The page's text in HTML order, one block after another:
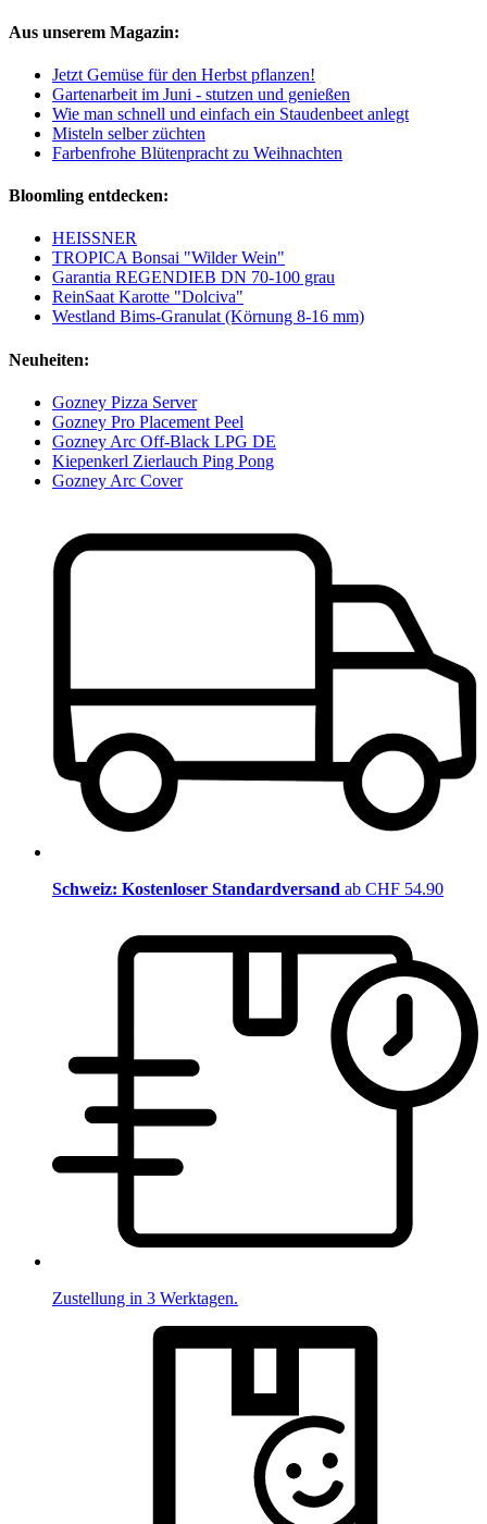
Aus unserem Magazin:
Jetzt Gemüse für den Herbst pflanzen!
Gartenarbeit im Juni - stutzen und genießen
Wie man schnell und einfach ein Staudenbeet anlegt
Misteln selber züchten
Farbenfrohe Blütenpracht zu Weihnachten
Bloomling entdecken:
HEISSNER
TROPICA Bonsai "Wilder Wein"
Garantia REGENDIEB DN 70-100 grau
ReinSaat Karotte "Dolciva"
Westland Bims-Granulat (Körnung 8-16 mm)
Neuheiten:
Gozney Pizza Server
Gozney Pro Placement Peel
Gozney Arc Off-Black LPG DE
Kiepenkerl Zierlauch Ping Pong
Gozney Arc Cover
Schweiz: Kostenloser Standardversand ab CHF 54.90
Zustellung in 3 Werktagen.